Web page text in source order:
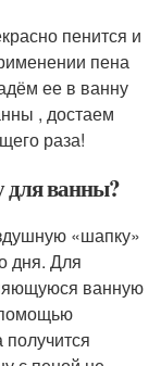
пенится и
пена
ее в ванну
, достаем
раза!
для ванны?
«шапку»
дня. Для
ванную
помощью